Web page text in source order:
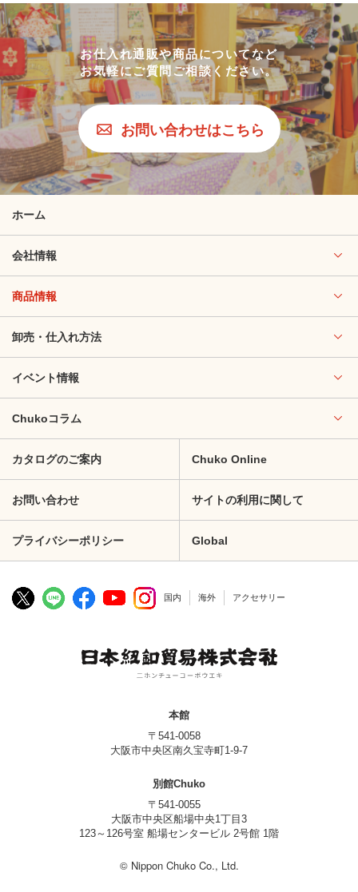
お仕入れ通販や商品についてなど
お気軽にご質問ご相談ください。
お問い合わせはこちら
ホーム
会社情報
商品情報
卸売・仕入れ方法
イベント情報
Chukoコラム
カタログのご案内 Chuko Online
お問い合わせ サイトの利用に関して
プライバシーポリシー Global
国内 海外 アクセサリー
本館
〒541-0058
大阪市中央区南久宝寺町1-9-7
別館Chuko
〒541-0055
大阪市中央区船場中央1丁目3
123～126号室 船場センタービル 2号館 1階
© Nippon Chuko Co., Ltd.